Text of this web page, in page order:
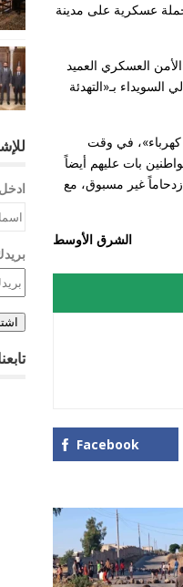
حملة عسكرية على مدينة
العسكري العميد
بـ«التهدئة
كهرباء»، في وقت
بات عليهم أيضاً
غير مسبوق، مع
الشرق الأوسط
Facebook